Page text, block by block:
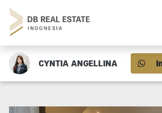
CYNTIA ANGELLINA